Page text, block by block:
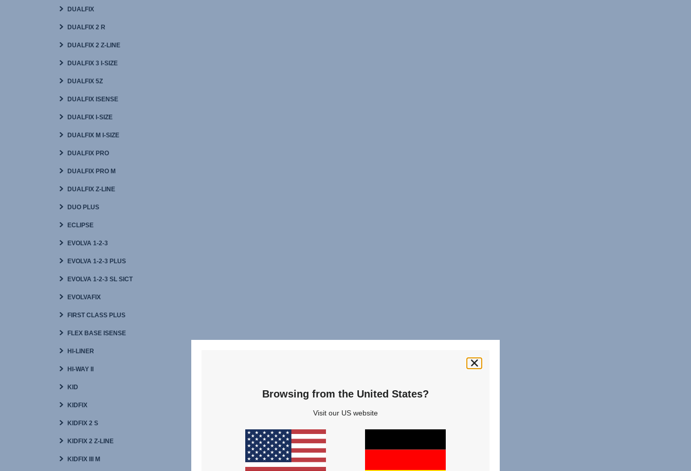
DUALFIX
DUALFIX 2 R
DUALFIX 2 Z-LINE
DUALFIX 3 I-SIZE
DUALFIX 5Z
DUALFIX ISENSE
DUALFIX I-SIZE
DUALFIX M I-SIZE
DUALFIX PRO
DUALFIX PRO M
DUALFIX Z-LINE
DUO PLUS
ECLIPSE
EVOLVA 1-2-3
EVOLVA 1-2-3 PLUS
EVOLVA 1-2-3 SL SICT
EVOLVAFIX
FIRST CLASS PLUS
FLEX BASE ISENSE
HI-LINER
HI-WAY II
KID
KIDFIX
KIDFIX 2 S
KIDFIX 2 Z-LINE
KIDFIX III M
Browsing from the United States?
Visit our US website